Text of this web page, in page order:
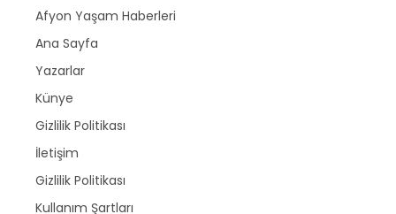
Afyon Yaşam Haberleri
Ana Sayfa
Yazarlar
Künye
Gizlilik Politikası
İletişim
Gizlilik Politikası
Kullanım Şartları